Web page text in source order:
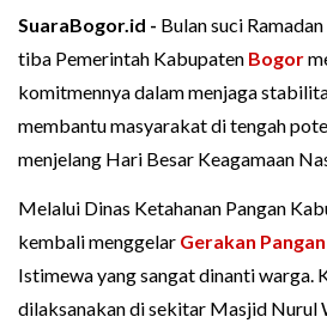
SuaraBogor.id - Bulan suci
tiba Pemerintah Kabupaten Bogor
komitmennya dalam menjaga
membantu masyarakat di tengah
menjelang Hari Besar Keagamaan
Melalui Dinas Ketahanan Pangan
kembali menggelar Gerakan
Istimewa yang sangat dinanti warga.
dilaksanakan di sekitar Masjid Nurul